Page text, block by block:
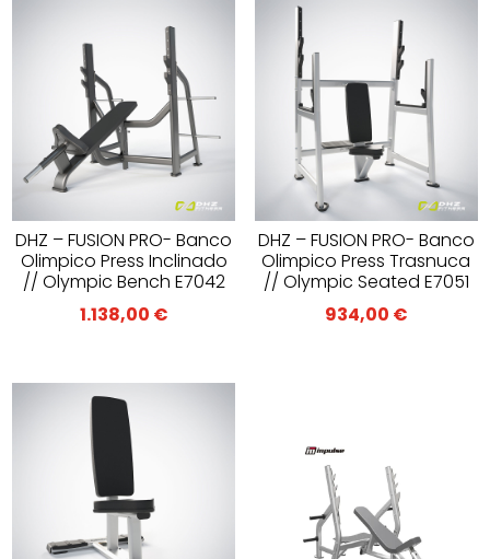
DHZ – FUSION PRO- Banco
Olimpico Press Inclinado
// Olympic Bench E7042
1.138,00 €
DHZ – FUSION PRO- Banco
Olimpico Press Trasnuca
// Olympic Seated E7051
934,00 €